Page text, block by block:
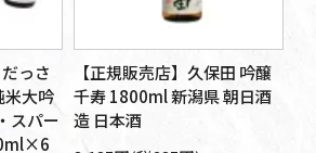
っさ
米大吟
スパー
【正規販売店】久保田 吟醸
千寿 1800ml 新潟県 朝日酒
造 日本酒